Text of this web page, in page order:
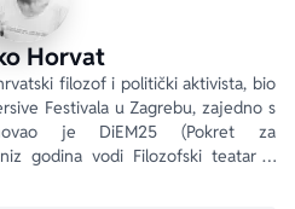
Horvat
filozof i politički aktivista, bio
Festivala u Zagrebu, zajedno s
je DiEM25 (Pokret za
godina vodi Filozofski teatar u